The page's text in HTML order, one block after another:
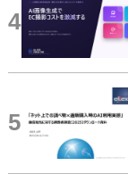
4
5